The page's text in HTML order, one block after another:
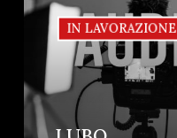
IN LAVORAZIONE